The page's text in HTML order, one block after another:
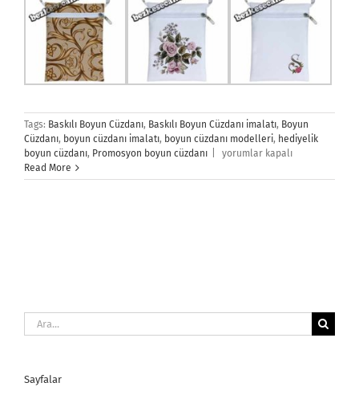
Tags: Baskılı Boyun Cüzdanı, Baskılı Boyun Cüzdanı imalatı, Boyun
Cüzdanı, boyun cüzdanı imalatı, boyun cüzdanı modelleri, hediyelik
boyun cüzdanı, Promosyon boyun cüzdanı
Baskılı
Cüzdanı
yorumlar kapalı
Read More
Ara:
Sayfalar